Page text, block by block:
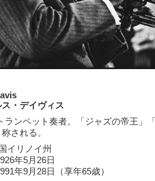
ス・デイヴィス
ランペット奏者。「ジャズの帝王」
される。
イリノイ州
年5月26日
年9月28日（享年65歳）